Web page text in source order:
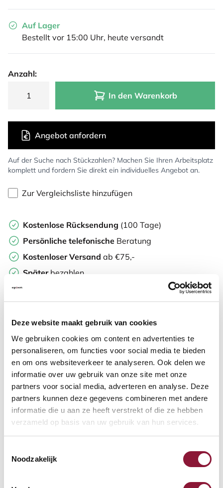
Deze website maakt gebruik van cookies
We gebruiken cookies om content en advertenties te
personaliseren, om functies voor social media te bieden
en om ons websiteverkeer te analyseren. Ook delen we
informatie over uw gebruik van onze site met onze
partners voor social media, adverteren en analyse. Deze
partners kunnen deze gegevens combineren met andere
informatie die u aan ze heeft verstrekt of die ze hebben
verzameld op basis van uw gebruik van hun services.
Noodzakelijk
Auf Lager
Bestellt vor 15:00 Uhr, heute versandt
Anzahl:
In den Warenkorb
Auf der Suche nach Stückzahlen? Machen Sie Ihren Arbeitsplatz
komplett und fordern Sie direkt ein individuelles Angebot an.
Angebot anfordern
Zur Vergleichsliste hinzufügen
Kostenlose Rücksendung (100 Tage)
Persönliche telefonische Beratung
Kostenloser Versand ab €75,-
Später bezahlen
Weitere Informationen
Häufig zusammen gekauft mit
Gitterkabelkorb TRAD 79 cm
silber